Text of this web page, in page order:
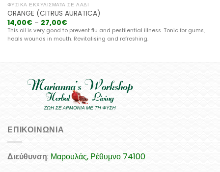
ΦΥΣΙΚΆ ΕΚΧΥΛΊΣΜΑΤΑ ΣΕ ΛΆΔΙ
ORANGE (CITRUS AURATICA)
14,00€– 27,00€
This oil is very good to prevent flu and pestilential illness. Tonic for gums,
heals wounds in mouth. Revitalising and refreshing.
ΕΠΙΚΟΙΝΩΝΊΑ
Διεύθυνση: Μαρουλάς, Ρέθυμνο 74100